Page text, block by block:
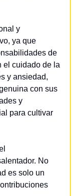
y
ya que
de
el cuidado de la
y ansiedad,
con sus
y
para cultivar
No
es solo un